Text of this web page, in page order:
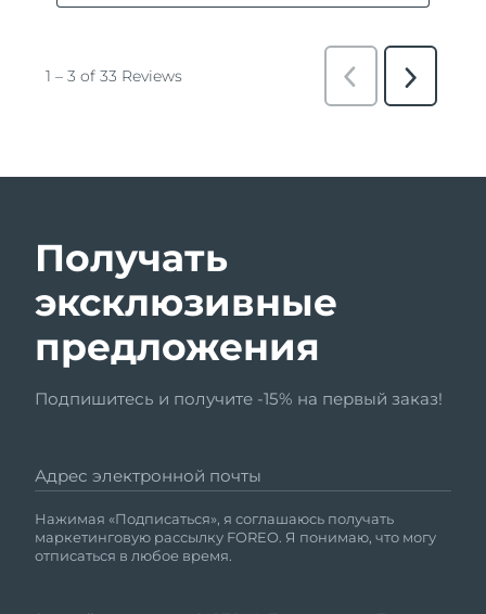
Получать
эксклюзивные
предложения
Подпишитесь и получите -15% на первый заказ!
Адрес электронной почты
Нажимая «Подписаться», я соглашаюсь получать
маркетинговую рассылку FOREO. Я понимаю, что могу
отписаться в любое время.